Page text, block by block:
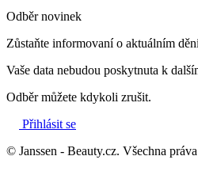
Odběr novinek
Zůstaňte informovaní o aktuálním
Vaše data nebudou poskytnuta k
Odběr můžete kdykoli zrušit.
Přihlásit se
© Janssen - Beauty.cz. Všechna